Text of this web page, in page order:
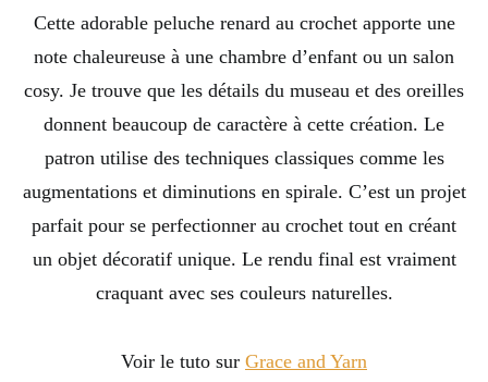
Cette adorable peluche renard au crochet apporte une
note chaleureuse à une chambre d’enfant ou un salon
cosy. Je trouve que les détails du museau et des oreilles
donnent beaucoup de caractère à cette création. Le
patron utilise des techniques classiques comme les
augmentations et diminutions en spirale. C’est un projet
parfait pour se perfectionner au crochet tout en créant
un objet décoratif unique. Le rendu final est vraiment
craquant avec ses couleurs naturelles.
Voir le tuto sur Grace and Yarn